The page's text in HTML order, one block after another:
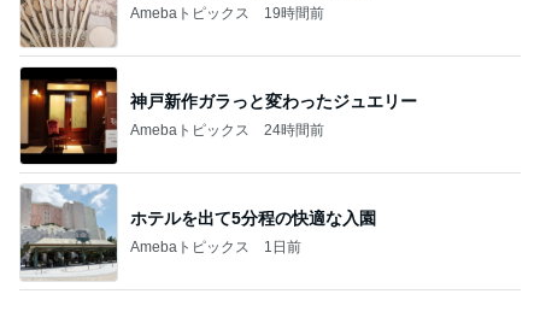
Amebaトピックス 19時間前
神戸新作ガラっと変わったジュエリー
Amebaトピックス 24時間前
ホテルを出て5分程の快適な入園
Amebaトピックス 1日前